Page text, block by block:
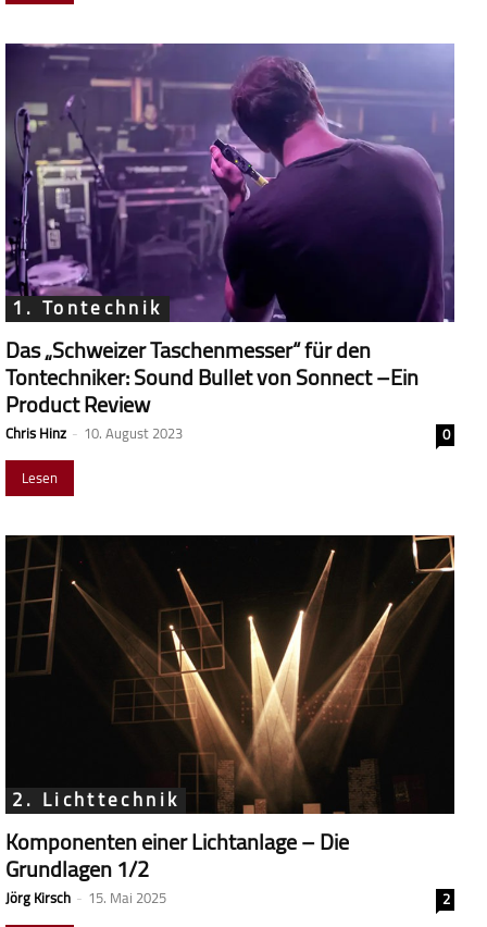
1. Tontechnik
Das „Schweizer Taschenmesser“ für den
Tontechniker: Sound Bullet von Sonnect –Ein
Product Review
Chris Hinz - 10. August 2023
0
Lesen
2. Lichttechnik
Komponenten einer Lichtanlage – Die
Grundlagen 1/2
Jörg Kirsch - 15. Mai 2025
2